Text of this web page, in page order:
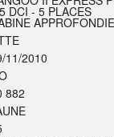
DCI - 5 PLACES
APPROFONDIE
11/2010
882